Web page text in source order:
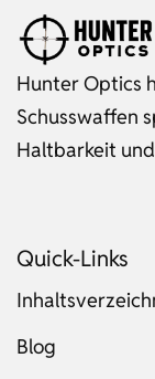
Hunter Optics
Schusswaffen
Haltbarkeit
Quick-Links
Blog